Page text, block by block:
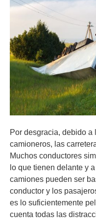
Por desgracia, debido
camioneros, las
Muchos conductores
lo que tienen delante y
camiones pueden ser
conductor y los
es lo suficientemente
cuenta todas las